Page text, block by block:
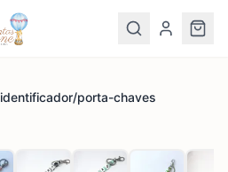
identificador/porta-chaves